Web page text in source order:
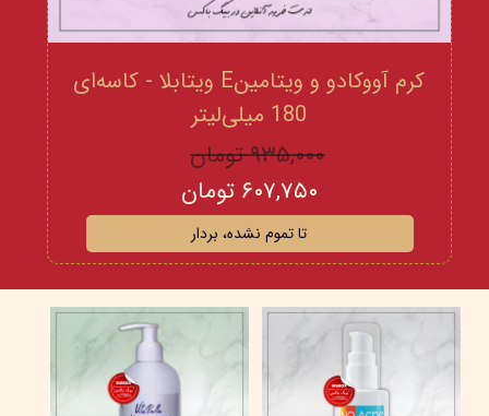
کرم آووکادو و ویتامینE ویتابلا - کاسه‌ای
180 میلی‌لیتر
۹۳۵,۰۰۰ تومان
۶۰۷,۷۵۰ تومان
تا تموم نشده، بردار